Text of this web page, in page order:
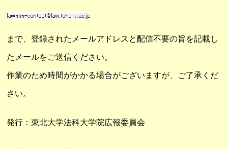
まで、登録されたメールアドレスと配信不要の旨を記載し
たメールをご送信ください。
作業のため時間がかかる場合がございますが、ご了承くだ
さい。
発行：東北大学法科大学院広報委員会